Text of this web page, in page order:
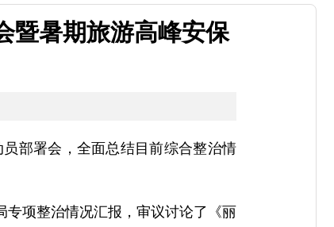
暨暑期旅游高峰安保
部署会，全面总结目前综合整治情
项整治情况汇报，审议讨论了《丽